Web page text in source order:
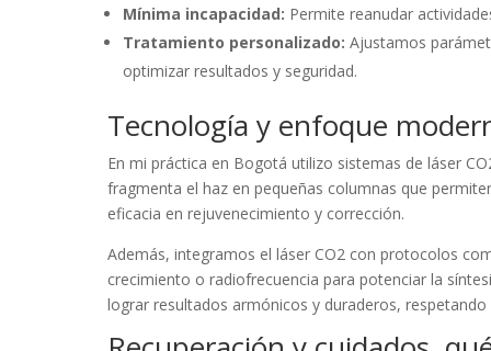
Mínima incapacidad: Permite reanudar
Tratamiento personalizado: Ajustamos
optimizar resultados y seguridad.
Tecnología y enfoque
En mi práctica en Bogotá utilizo sistemas de láser
fragmenta el haz en pequeñas columnas que
eficacia en rejuvenecimiento y corrección.
Además, integramos el láser CO2 con protocolos
crecimiento o radiofrecuencia para potenciar la
lograr resultados armónicos y duraderos,